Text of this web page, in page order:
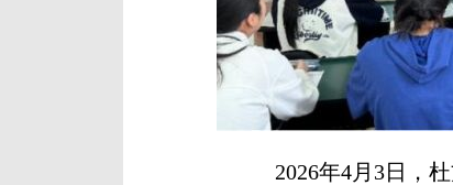
2026年4月3日，